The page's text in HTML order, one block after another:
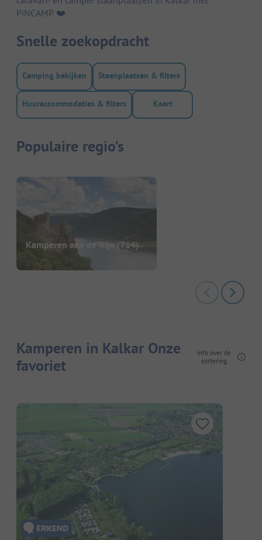
PiNCAMP. ❤️️
Snelle zoekopdracht
Camping bekijken Staanplaatsen & filters
Huuraccommodaties & filters Kaart
Populaire regio's
Kamperen aan de Rijn (714)
Kamperen in Kalkar Onze
favoriet
Info over de
sortering